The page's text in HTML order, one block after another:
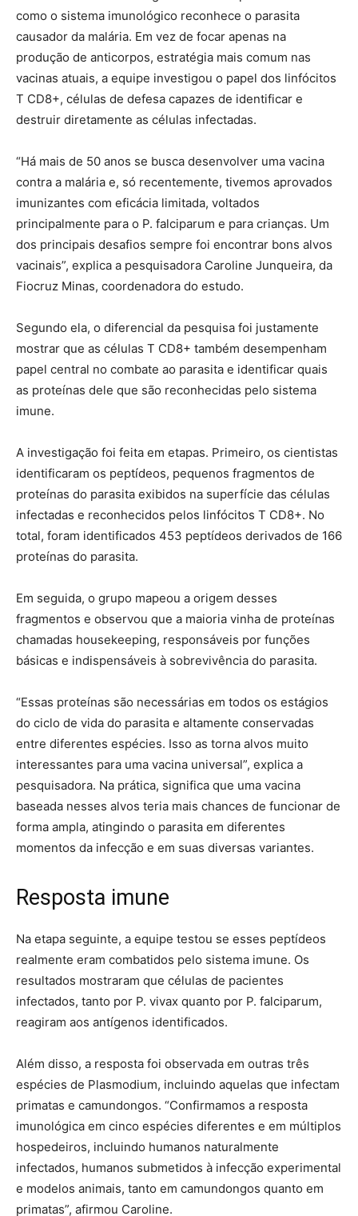
como o sistema imunológico reconhece o parasita
causador da malária. Em vez de focar apenas na
produção de anticorpos, estratégia mais comum nas
vacinas atuais, a equipe investigou o papel dos linfócitos
T CD8+, células de defesa capazes de identificar e
destruir diretamente as células infectadas.
“Há mais de 50 anos se busca desenvolver uma vacina
contra a malária e, só recentemente, tivemos aprovados
imunizantes com eficácia limitada, voltados
principalmente para o P. falciparum e para crianças. Um
dos principais desafios sempre foi encontrar bons alvos
vacinais”, explica a pesquisadora Caroline Junqueira, da
Fiocruz Minas, coordenadora do estudo.
Segundo ela, o diferencial da pesquisa foi justamente
mostrar que as células T CD8+ também desempenham
papel central no combate ao parasita e identificar quais
as proteínas dele que são reconhecidas pelo sistema
imune.
A investigação foi feita em etapas. Primeiro, os cientistas
identificaram os peptídeos, pequenos fragmentos de
proteínas do parasita exibidos na superfície das células
infectadas e reconhecidos pelos linfócitos T CD8+. No
total, foram identificados 453 peptídeos derivados de 166
proteínas do parasita.
Em seguida, o grupo mapeou a origem desses
fragmentos e observou que a maioria vinha de proteínas
chamadas housekeeping, responsáveis por funções
básicas e indispensáveis à sobrevivência do parasita.
“Essas proteínas são necessárias em todos os estágios
do ciclo de vida do parasita e altamente conservadas
entre diferentes espécies. Isso as torna alvos muito
interessantes para uma vacina universal”, explica a
pesquisadora. Na prática, significa que uma vacina
baseada nesses alvos teria mais chances de funcionar de
forma ampla, atingindo o parasita em diferentes
momentos da infecção e em suas diversas variantes.
Resposta imune
Na etapa seguinte, a equipe testou se esses peptídeos
realmente eram combatidos pelo sistema imune. Os
resultados mostraram que células de pacientes
infectados, tanto por P. vivax quanto por P. falciparum,
reagiram aos antígenos identificados.
Além disso, a resposta foi observada em outras três
espécies de Plasmodium, incluindo aquelas que infectam
primatas e camundongos. “Confirmamos a resposta
imunológica em cinco espécies diferentes e em múltiplos
hospedeiros, incluindo humanos naturalmente
infectados, humanos submetidos à infecção experimental
e modelos animais, tanto em camundongos quanto em
primatas”, afirmou Caroline.